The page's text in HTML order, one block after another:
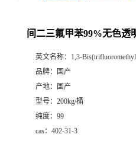
间二三氟甲苯99%无色透
英文名称： 1,3-
品牌：
国产
产地：
国产
型号： 200kg/桶
纯度： 99
cas： 402-31-3